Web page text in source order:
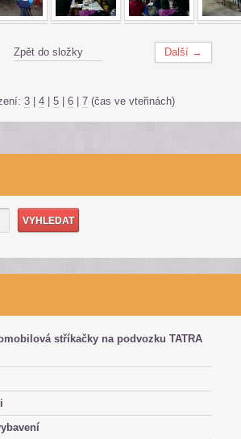
Další →
Zpět do složky
3 | 4 | 5 | 6 | 7 (čas ve vteřinách)
stříkačky na podvozku TATRA